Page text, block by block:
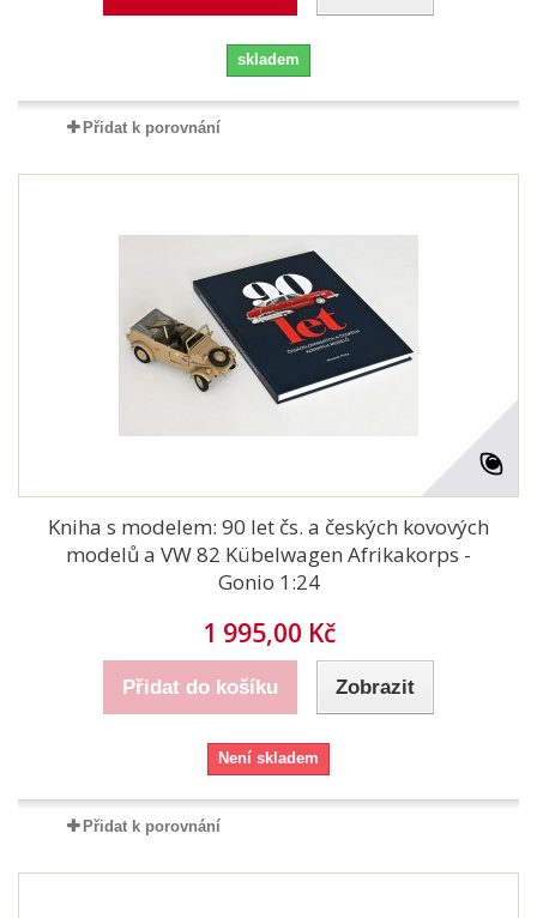
skladem
Přidat k porovnání
Kniha s modelem: 90 let čs. a českých kovových
modelů a VW 82 Kübelwagen Afrikakorps -
Gonio 1:24
1 995,00 Kč
Přidat do košíku Zobrazit
Není skladem
Přidat k porovnání